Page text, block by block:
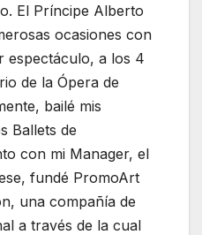
El Príncipe Alberto
ocasiones con
espectáculo, a los 4
de la Ópera de
bailé mis
Ballets de
con mi Manager, el
fundé PromoArt
una compañía de
a través de la cual